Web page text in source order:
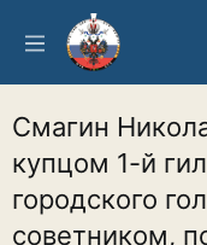
Смагин
купцом 1-й
городского
советником,